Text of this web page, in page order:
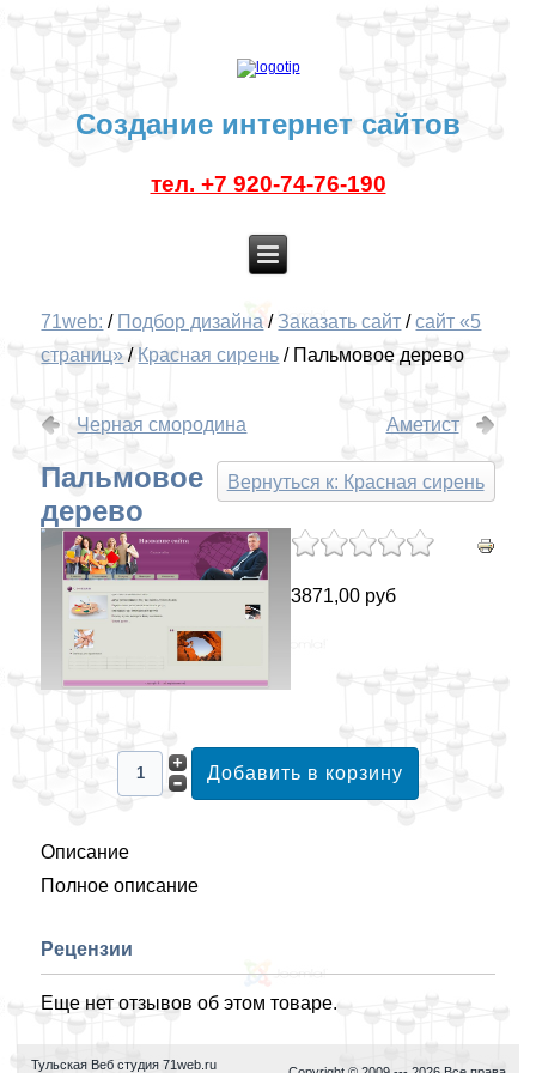
Создание интернет сайтов
тел. +7 920-74-76-190
71web: / Подбор дизайна / Заказать сайт /сайт «5
страниц»/ Красная сирень / Пальмовое дерево
Черная смородина Аметист
Вернуться к: Красная сирень
Пальмовое
дерево
3871,00 руб
Описание
Полное описание
Рецензии
Еще нет отзывов об этом товаре.
Тульская Веб студия 71web.ru